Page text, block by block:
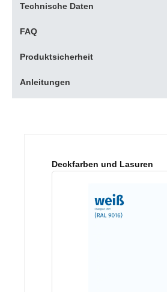
Technische Daten
FAQ
Produktsicherheit
Anleitungen
Produktgalerie überspringen
Deckfarben und Lasuren